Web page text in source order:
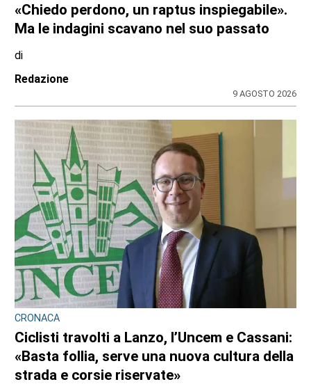
LANZO
Ciclisti travolti a Lanzo, parla l’investitore:
«Chiedo perdono, un raptus inspiegabile».
Ma le indagini scavano nel suo passato
Redazione
9 AGOSTO 2026
CRONACA
Ciclisti travolti a Lanzo, l’Uncem e Cassani: